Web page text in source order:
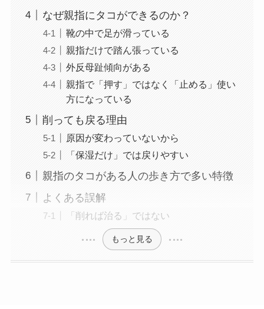
なぜ親指にタコができるのか？
靴の中で足が滑っている
親指だけで踏ん張っている
外反母趾傾向がある
親指で「押す」ではなく「止める」使い
方になっている
削っても戻る理由
原因が変わっていないから
「保湿だけ」では戻りやすい
親指のタコがある人の歩き方で多い特徴
よくある誤解
「削れば治る」ではない
もっと見る